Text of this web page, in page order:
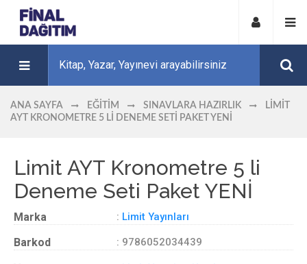
ANA SAYFA EĞITIM SINAVLARA HAZIRLIK
LIMIT
AYT KRONOMETRE 5 LI DENEME SETI PAKET YENİ
Limit AYT Kronometre 5 li
Deneme Seti Paket YENİ
Marka : Limit Yayınları
Barkod : 9786052034439